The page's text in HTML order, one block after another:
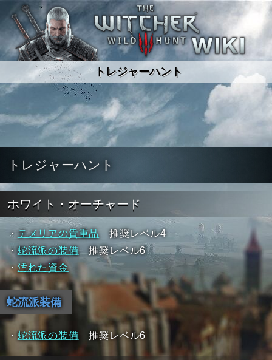
ウィッチャー3ワイルドハント wiki
トレジャーハント
トレジャーハント
ホワイト・オーチャード
・テメリアの貴重品推奨レベル4
・蛇流派の装備推奨レベル6
・汚れた資金
蛇流派装備
・蛇流派の装備 推奨レベル6